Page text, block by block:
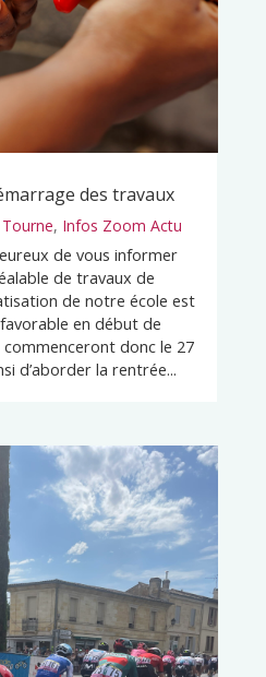
des travaux
, Infos Zoom Actu
de vous informer
de travaux de
de notre école est
en début de
donc le 27
d’aborder la rentrée...